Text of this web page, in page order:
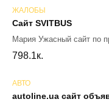
ЖАЛОБЫ
Сайт SVITBUS
Мария Ужасный сайт по
798.1к.
АВТО
autoline.ua сайт